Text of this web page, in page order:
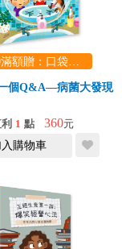
1800滿額贈：口袋玩具一份（隨機出貨） (summer read)
個Q&A—病菌大發現
1 點 360元
入購物車